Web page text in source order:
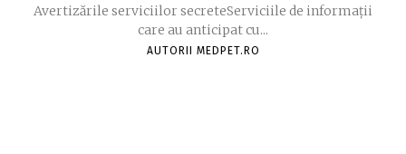
Avertizările serviciilor secreteServiciile de informații
care au anticipat cu...
AUTORII MEDPET.RO